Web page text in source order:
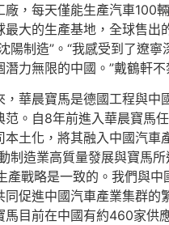
廠，每天僅能生產汽車100
最大的生產基地，全球售出
陽制造”。“我感受到了遼寧
潛力無限的中國。”戴鶴軒不
，華晨寶馬是德國工程與中
范。自8年前進入華晨寶馬
本土化，將其融入中國汽車
制造業高質量發展與寶馬所
產戰略是一致的。我們與中
同促進中國汽車產業集群的
馬目前在中國有約460家供